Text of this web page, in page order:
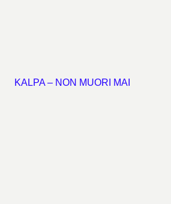
KALPA – NON MUORI MAI